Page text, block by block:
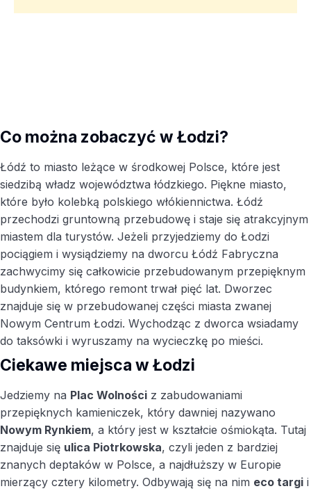
Co można zobaczyć w Łodzi?
Łódź to miasto leżące w środkowej Polsce, które jest
siedzibą władz województwa łódzkiego. Piękne miasto,
które było kolebką polskiego włókiennictwa. Łódź
przechodzi gruntowną przebudowę i staje się atrakcyjnym
miastem dla turystów. Jeżeli przyjedziemy do Łodzi
pociągiem i wysiądziemy na dworcu Łódź Fabryczna
zachwycimy się całkowicie przebudowanym przepięknym
budynkiem, którego remont trwał pięć lat. Dworzec
znajduje się w przebudowanej części miasta zwanej
Nowym Centrum Łodzi. Wychodząc z dworca wsiadamy
do taksówki i wyruszamy na wycieczkę po mieści.
Ciekawe miejsca w Łodzi
Jedziemy na Plac Wolności z zabudowaniami
przepięknych kamieniczek, który dawniej nazywano
Nowym Rynkiem, a który jest w kształcie ośmiokąta. Tutaj
znajduje się ulica Piotrkowska, czyli jeden z bardziej
znanych deptaków w Polsce, a najdłuższy w Europie
mierzący cztery kilometry. Odbywają się na nim eco targi i